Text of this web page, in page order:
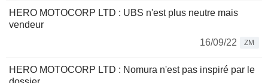
HERO MOTOCORP LTD : UBS n'est plus neutre mais
vendeur
16/09/22
ZM
HERO MOTOCORP LTD : Nomura n'est pas inspiré par le